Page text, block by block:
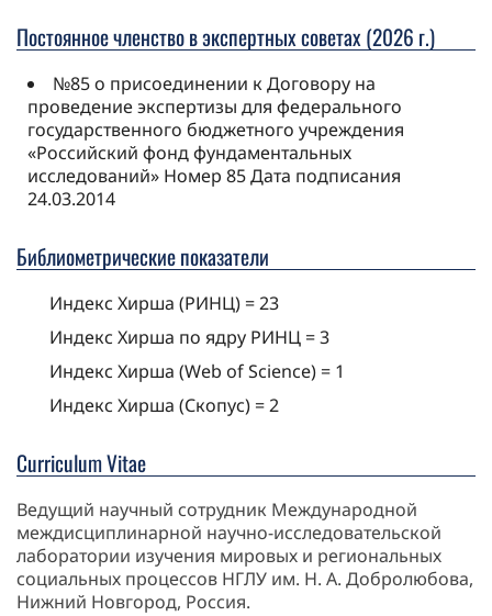
Постоянное членство в экспертных советах (2026 г.)
№85 о присоединении к Договору на
проведение экспертизы для федерального
государственного бюджетного учреждения
«Российский фонд фундаментальных
исследований» Номер 85 Дата подписания
24.03.2014
Библиометрические показатели
Индекс Хирша (РИНЦ) = 23
Индекс Хирша по ядру РИНЦ = 3
Индекс Хирша (Web of Science) = 1
Индекс Хирша (Скопус) = 2
Curriculum Vitae
Ведущий научный сотрудник Международной
междисциплинарной научно-исследовательской
лаборатории изучения мировых и региональных
социальных процессов НГЛУ им. Н. А. Добролюбова,
Нижний Новгород, Россия.